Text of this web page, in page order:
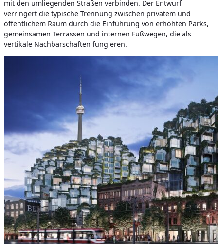
mit den umliegenden Straßen verbinden. Der Entwurf
verringert die typische Trennung zwischen privatem und
öffentlichem Raum durch die Einführung von erhöhten Parks,
gemeinsamen Terrassen und internen Fußwegen, die als
vertikale Nachbarschaften fungieren.